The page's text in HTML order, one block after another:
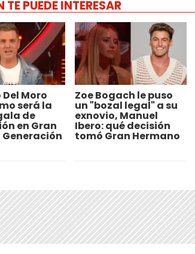
PUEDE INTERESAR
Moro
será la
de
en Gran
Zoe Bogach le puso
un "bozal legal" a su
exnovio, Manuel
Ibero: qué decisión
tomó Gran Hermano